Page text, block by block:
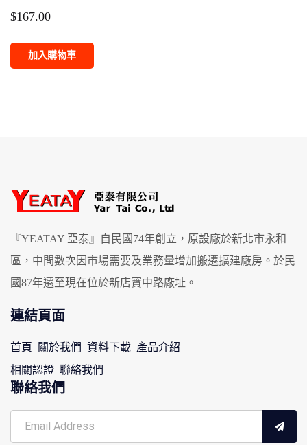
$167.00
加入購物車
『YEATAY 亞泰』自民國74年創立，原設廠於新北市永和
區，中間數次因市場需要及業務量增加搬遷擴建廠房。於民
國87年遷至現在位於新店寶中路廠址。
連結頁面
首頁 關於我們 資料下載 產品介紹
相關認證 聯絡我們
聯絡我們